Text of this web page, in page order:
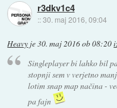
r3dkv1c4
::30. maj 2016, 09:04
Heavy je30. maj 2016 ob 08:20
Singleplayer bi lahko bil
stopnji sem v verjetno
lotim snap map načina -
pa fajn